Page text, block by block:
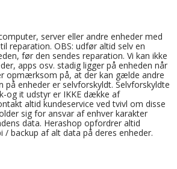
server eller andre enheder med
reparation. OBS: udfør altid selv en
før den sendes reparation. Vi kan ikke
apps osv. stadig ligger på enheden når
opmærksom på, at der kan gælde andre
på enheder er selvforskyldt. Selvforskyldte
og it udstyr er IKKE dække af
altid kundeservice ved tvivl om disse
sig for ansvar af enhver karakter
data. Herashop opfordrer altid
/ backup af alt data på deres enheder.